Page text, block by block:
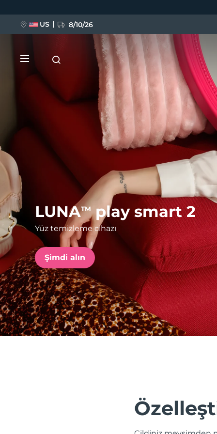
LUNATMplay smart 2
Yüz temizleme cihazı
Şimdi alın
US 8/10/26
FAQ™ Pure Beauty-Tech Elixir
BREAKING NEWS
issa™ Teeth Whitening Set
FAQ™ Dual LED Panel
POPÜLER